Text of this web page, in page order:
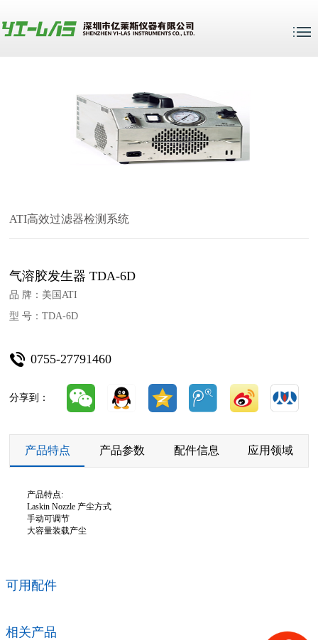
ATI高效过滤器检测系统
气溶胶发生器 TDA-6D
品 牌：美国ATI
型 号：TDA-6D
0755-27791460
分享到：
产品特点 产品参数 配件信息 应用领域
产品特点:
Laskin Nozzle 产尘方式
手动可调节
大容量装载产尘
可用配件
相关产品